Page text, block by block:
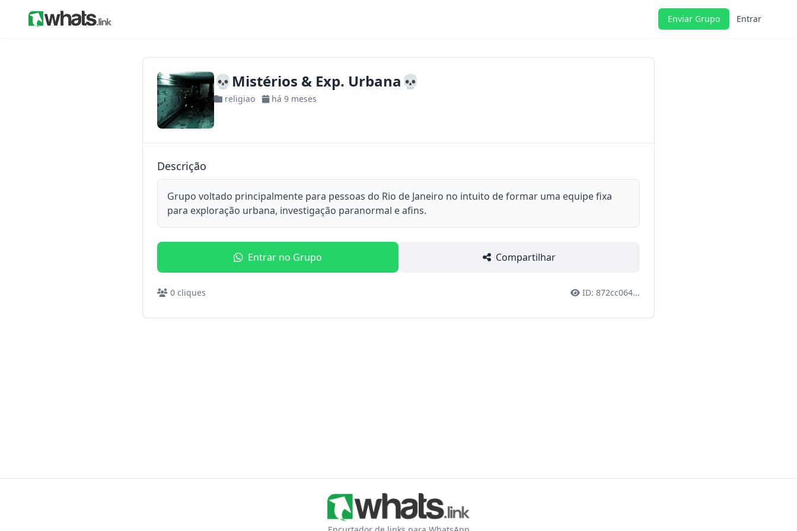
Enviar Grupo Entrar
💀Mistérios & Exp. Urbana💀
religiao há 9 meses
Descrição
Grupo voltado principalmente para pessoas do Rio de Janeiro no intuito de formar uma equipe fixa
para exploração urbana, investigação paranormal e afins.
Entrar no Grupo Compartilhar
0 cliques ID: 872cc064...